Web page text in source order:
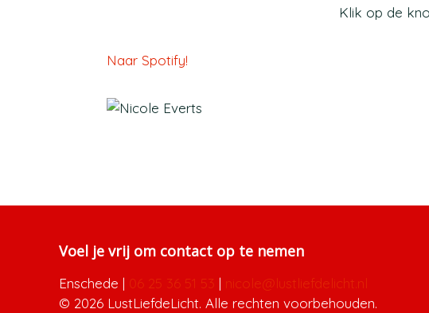
Klik op de
Naar Spotify!
Voel je vrij om contact op te nemen
Enschede | 06 25 36 51 53 | nicole@lustliefdelicht.nl
© 2026 LustLiefdeLicht. Alle rechten voorbehouden.